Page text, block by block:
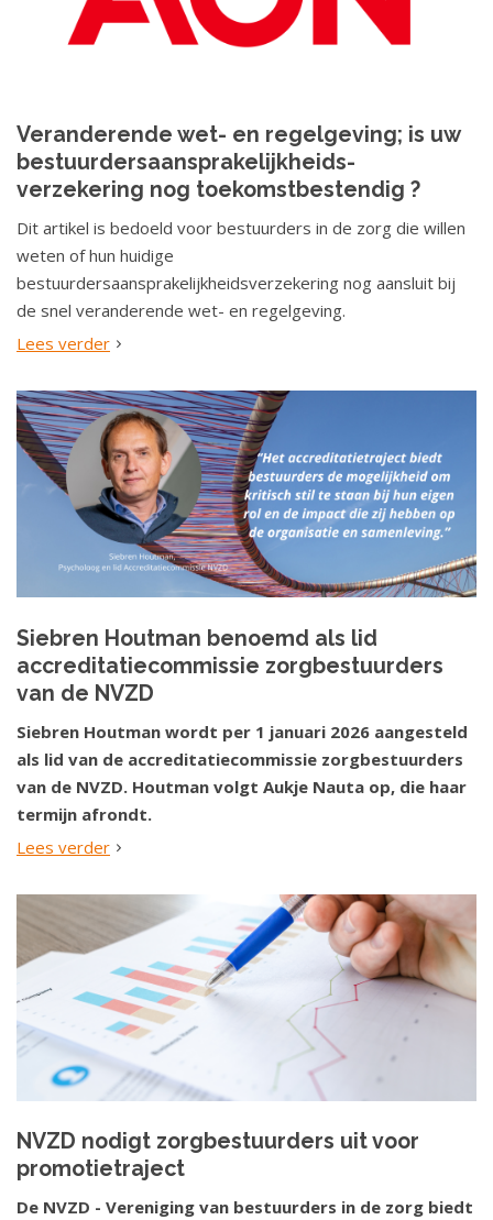
Veranderende wet- en regelgeving; is uw
bestuurdersaansprakelijkheids-
verzekering nog toekomstbestendig ?
Dit artikel is bedoeld voor bestuurders in de zorg die willen
weten of hun huidige
bestuurdersaansprakelijkheidsverzekering nog aansluit bij
de snel veranderende wet- en regelgeving.
Lees verder
Siebren Houtman benoemd als lid
accreditatiecommissie zorgbestuurders
van de NVZD
Siebren Houtman wordt per 1 januari 2026 aangesteld
als lid van de accreditatiecommissie zorgbestuurders
van de NVZD. Houtman volgt Aukje Nauta op, die haar
termijn afrondt.
Lees verder
NVZD nodigt zorgbestuurders uit voor
promotietraject
De NVZD - Vereniging van bestuurders in de zorg biedt